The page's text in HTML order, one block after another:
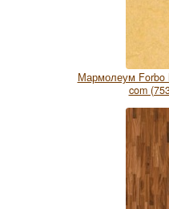
Мармолеум Forbo
com